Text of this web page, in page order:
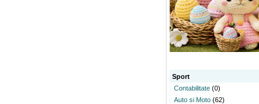
Sport
Contabilitate (0)
Auto si Moto (62)